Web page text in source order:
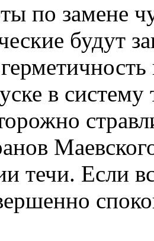
по замене
будут
в систему
течи. Если